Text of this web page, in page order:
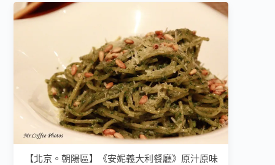
【北京。朝陽區】《安妮義大利餐廳》原汁原味